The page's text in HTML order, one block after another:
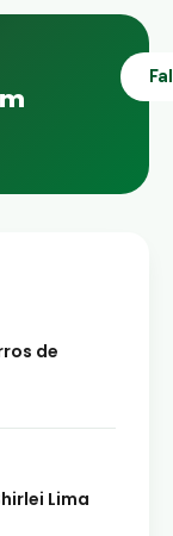
de
Lima